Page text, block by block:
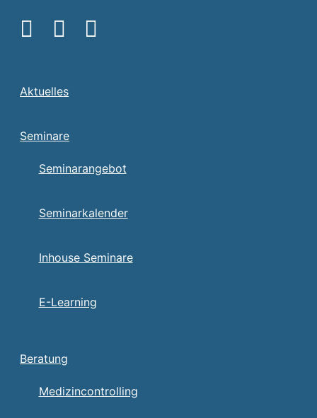
Aktuelles
Seminare
Seminarangebot
Seminarkalender
Inhouse Seminare
E-Learning
Beratung
Medizincontrolling